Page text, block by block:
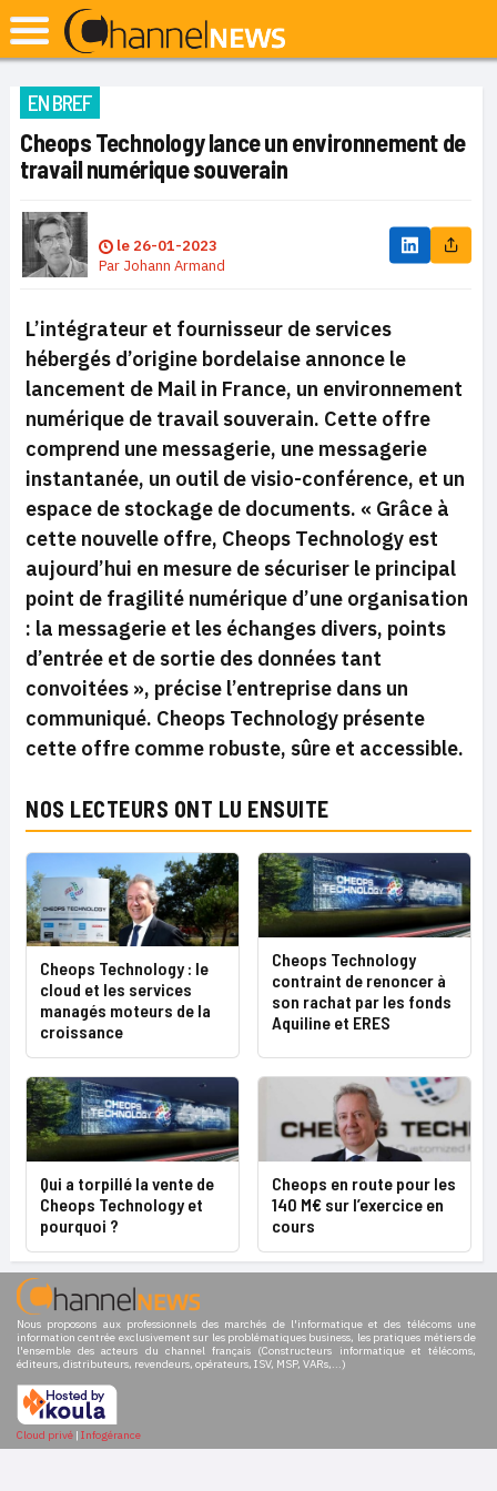
EN BREF
Cheops Technology lance un environnement de
travail numérique souverain
le 26-01-2023
Par Johann Armand
L’intégrateur et fournisseur de services
hébergés d’origine bordelaise annonce le
lancement de Mail in France, un environnement
numérique de travail souverain. Cette offre
comprend une messagerie, une messagerie
instantanée, un outil de visio-conférence, et un
espace de stockage de documents. « Grâce à
cette nouvelle offre, Cheops Technology est
aujourd’hui en mesure de sécuriser le principal
point de fragilité numérique d’une organisation
: la messagerie et les échanges divers, points
d’entrée et de sortie des données tant
convoitées », précise l’entreprise dans un
communiqué. Cheops Technology présente
cette offre comme robuste, sûre et accessible.
NOS LECTEURS ONT LU ENSUITE
Cheops Technology : le
cloud et les services
managés moteurs de la
croissance
Cheops Technology
contraint de renoncer à
son rachat par les fonds
Aquiline et ERES
Qui a torpillé la vente de
Cheops Technology et
pourquoi ?
Cheops en route pour les
140 M€ sur l’exercice en
cours
Nous proposons aux professionnels des marchés de l'informatique et des télécoms une
information centrée exclusivement sur les problématiques business, les pratiques métiers de
l'ensemble des acteurs du channel français (Constructeurs informatique et télécoms,
éditeurs, distributeurs, revendeurs, opérateurs, ISV, MSP, VARs,...)
Cloud privé | Infogérance